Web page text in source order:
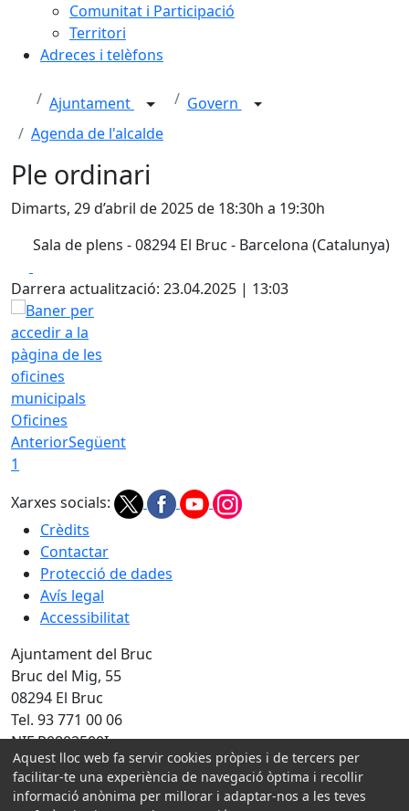
Comunitat i Participació
Territori
Adreces i telèfons
Ajuntament
Govern
Agenda de l'alcalde
Ple ordinari
Dimarts, 29 d’abril de 2025 de 18:30h a 19:30h
Sala de plens - 08294 El Bruc - Barcelona (Catalunya)
Darrera actualització: 23.04.2025 | 13:03
Oficines
AnteriorSegüent
1
Xarxes socials:
Crèdits
Contactar
Protecció de dades
Avís legal
Accessibilitat
Ajuntament del Bruc
Bruc del Mig, 55
08294 El Bruc
Tel. 93 771 00 06
NIF P0802500I
Amb la col·laboració de:
Aquest lloc web fa servir cookies pròpies i de tercers per
facilitar-te una experiència de navegació òptima i recollir
informació anònima per millorar i adaptar-nos a les teves